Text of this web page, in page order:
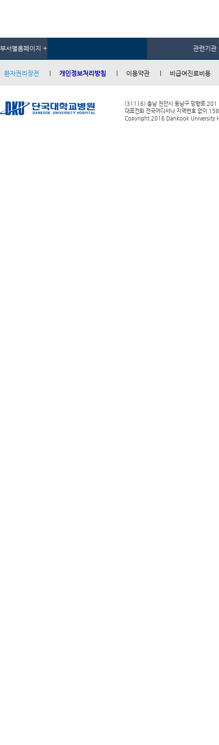
부서별홈페이지 + 관련기관
환자권리장전 개인정보처리방침 이용약관 비급여진료비용
(31116) 충남 천안시 동남구 망향로 201
대표전화 전국어디서나 지역번호 없이
Copyright 2016 Dankook University